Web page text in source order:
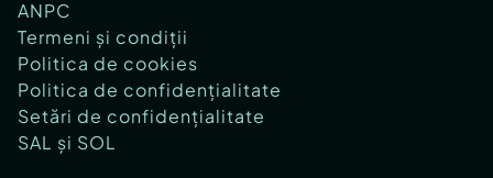
ANPC
Termeni și condiții
Politica de cookies
Politica de confidențialitate
Setări de confidențialitate
SAL și SOL